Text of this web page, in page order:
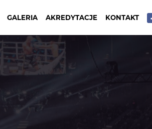
GALERIA AKREDYTACJE KONTAKT